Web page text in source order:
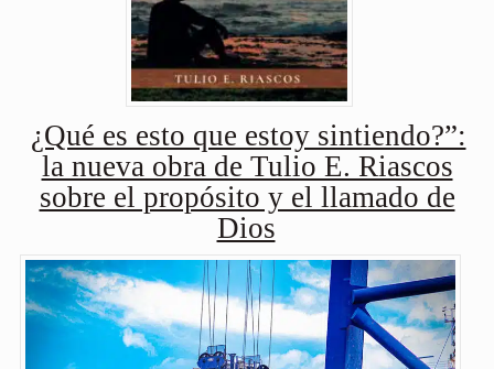
¿Qué es esto que estoy sintiendo?”:
la nueva obra de Tulio E. Riascos
sobre el propósito y el llamado de
Dios